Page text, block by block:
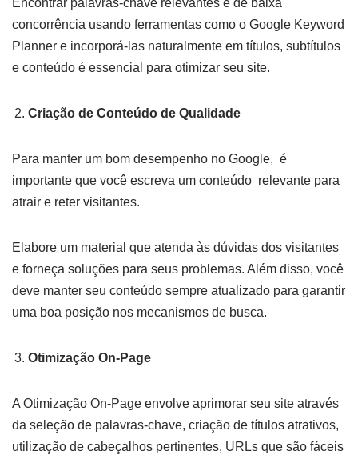
Encontrar palavras-chave relevantes e de baixa
concorrência usando ferramentas como o Google Keyword
Planner e incorporá-las naturalmente em títulos, subtítulos
e conteúdo é essencial para otimizar seu site.
Criação de Conteúdo de Qualidade
Para manter um bom desempenho no Google, é
importante que você escreva um conteúdo relevante para
atrair e reter visitantes.
Elabore um material que atenda às dúvidas dos visitantes
e forneça soluções para seus problemas. Além disso, você
deve manter seu conteúdo sempre atualizado para garantir
uma boa posição nos mecanismos de busca.
Otimização On-Page
A Otimização On-Page envolve aprimorar seu site através
da seleção de palavras-chave, criação de títulos atrativos,
utilização de cabeçalhos pertinentes, URLs que são fáceis